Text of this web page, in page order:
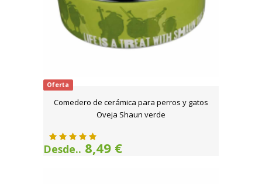
Oferta
Comedero de cerámica para perros y gatos
Oveja Shaun verde
Desde.. 8,49 €